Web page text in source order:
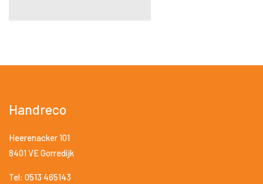
Handreco
Heerenacker 101
8401 VE Gorredijk
Tel: 0513 465143